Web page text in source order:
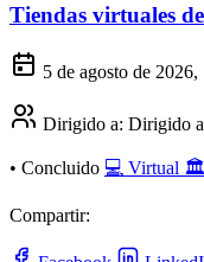
Tiendas virtuales
5 de agosto de 2026,
Dirigido a: Dirigido
• Concluido 💻 Virtual 🏛️
Compartir: